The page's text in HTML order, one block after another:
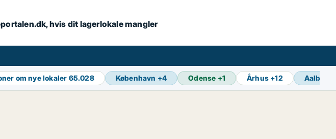
hvis dit lagerlokale mangler
om nye lokaler 65.028 København +4 Odense +1 Århus +12 Aalborg